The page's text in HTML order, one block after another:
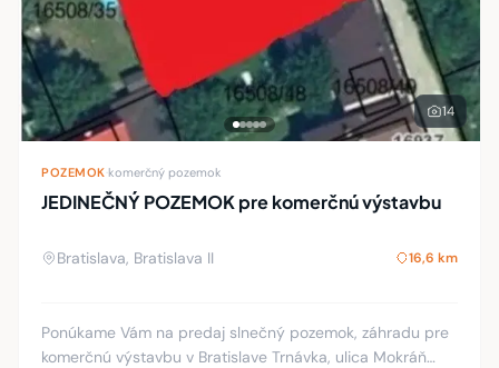
14
POZEMOK komerčný pozemok
JEDINEČNÝ POZEMOK pre komerčnú výstavbu
Bratislava, Bratislava II 16,6 km
Ponúkame Vám na predaj slnečný pozemok, záhradu pre
komerčnú výstavbu v Bratislave Trnávka, ulica Mokráň